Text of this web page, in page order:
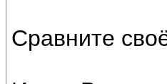
Сравните